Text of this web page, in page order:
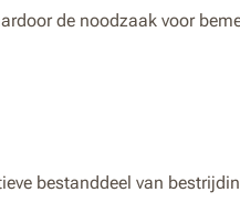
de noodzaak voor
bestanddeel van